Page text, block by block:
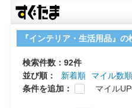
『インテリア・生活用品』の
検索件数：92件
並び順：
新着順
マイル数
条件を追加：
マイル